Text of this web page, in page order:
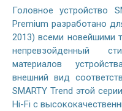
Головное устройство
Premium разработано
2013) всеми новейшими
непревзойденный
материалов
внешний вид
SMARTY Trend этой
Hi-Fi с